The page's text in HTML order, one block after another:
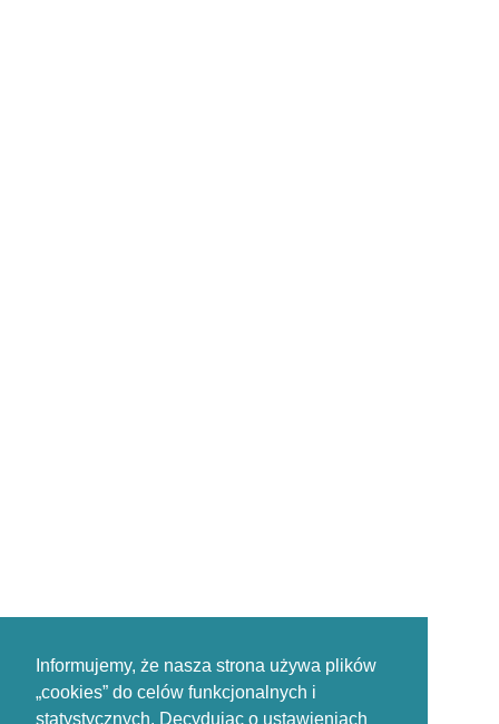
Informujemy, że nasza strona używa plików
„cookies” do celów funkcjonalnych i
statystycznych. Decydując o ustawieniach